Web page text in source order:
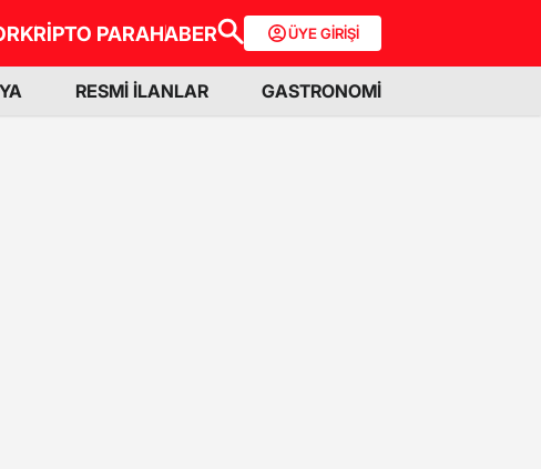
KRİPTO PARAHABER ÜYE GİRİŞİ
RESMİ İLANLAR GASTRONOMİ